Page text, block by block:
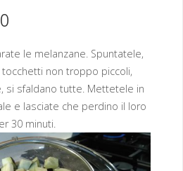
le melanzane. Spuntatele,
non troppo piccoli,
si sfaldano tutte. Mettetele in
e lasciate che perdino il loro
30 minuti.